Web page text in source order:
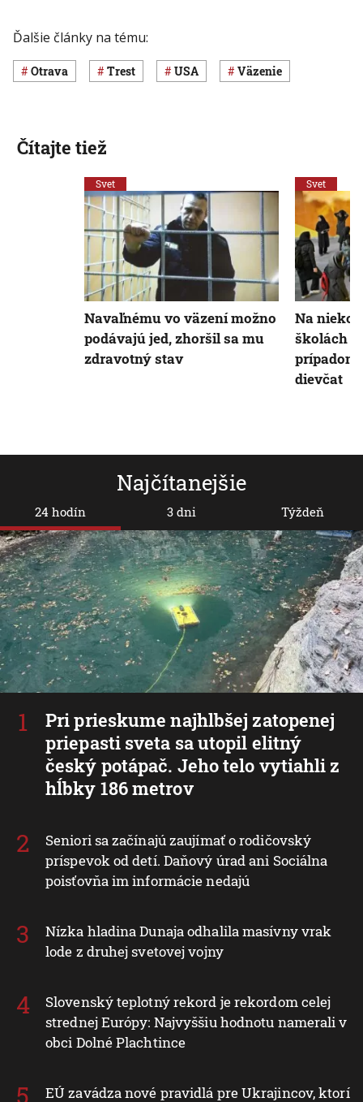
Ďalšie články na tému:
otrava trest USA väzenie
Najčítanejšie
24 hodín
Pri prieskume najhlbšej zatopenej
priepasti sveta sa utopil elitný
český potápač. Jeho telo vytiahli z
hĺbky 186 metrov
Seniori sa začínajú zaujímať o rodičovský
príspevok od detí. Daňový úrad ani Sociálna
poisťovňa im informácie nedajú
Nízka hladina Dunaja odhalila masívny vrak
lode z druhej svetovej vojny
Slovenský teplotný rekord je rekordom celej
strednej Európy: Najvyššiu hodnotu namerali v
obci Dolné Plachtince
EÚ zavádza nové pravidlá pre Ukrajincov, ktorí
3 dni Týždeň
Čítajte tiež
Svet
Navaľnému vo väzení možno
podávajú jed, zhoršil sa mu
zdravotný stav
Svet
Na
školách
dievčat